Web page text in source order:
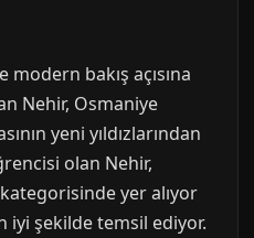
bakış açısına
Nehir, Osmaniye
yeni yıldızlarından
olan Nehir,
yer alıyor
iyi şekilde temsil ediyor.